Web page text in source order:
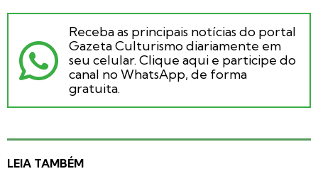
Receba as principais notícias do portal
Gazeta Culturismo diariamente em
seu celular. Clique aqui e participe do
canal no WhatsApp, de forma
gratuita.
LEIA TAMBÉM